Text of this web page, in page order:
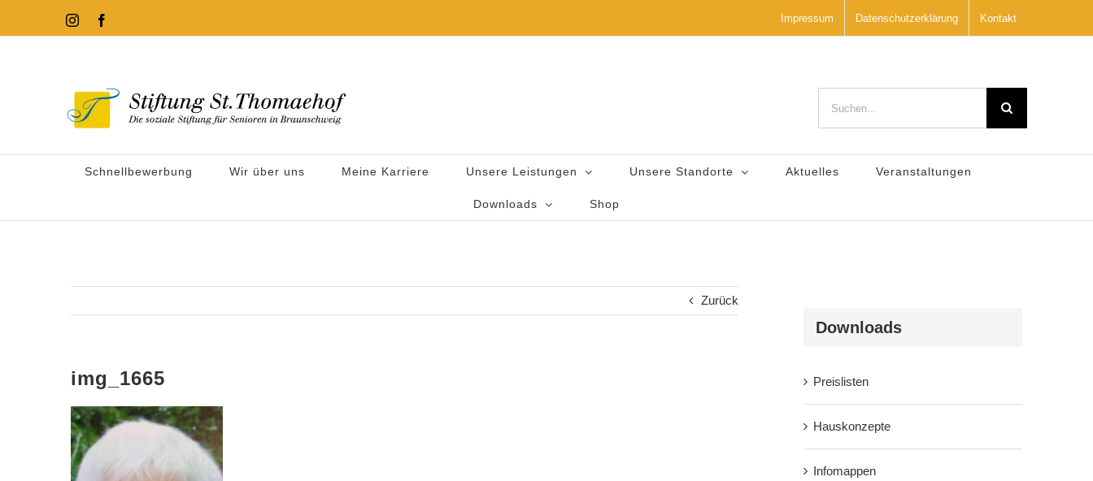
Inhalt
Instagram Impressum Datenschutzerklärung Kontakt
nach:
Schnellbewerbung Wir über uns Meine Karriere Unsere Leistungen Unsere Standorte Aktuelles Veranstaltungen
Downloads Shop
Zurück
img_1665
Downloads
Preislisten
Hauskonzepte
Infomappen